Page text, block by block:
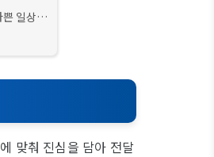
일상 속
맞춰 진심을 담아 전달